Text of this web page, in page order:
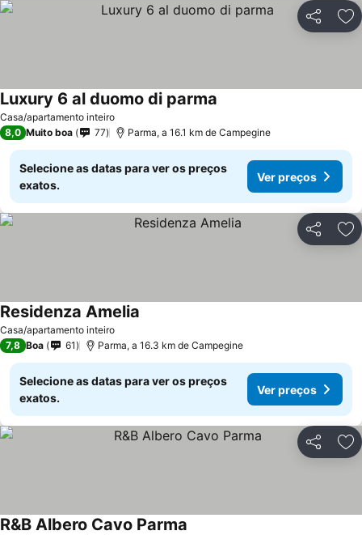
Partilhar
Casa/apartamento inteiro
Luxury 6 al duomo di parma
8,0 Muito boa 77 Parma, a 16.1 km de Campegine
Selecione as datas para ver os preços
exatos.
Ver preços
Partilhar
Casa/apartamento inteiro
Residenza Amelia
7,8 Boa 61 Parma, a 16.3 km de Campegine
Selecione as datas para ver os preços
exatos.
Ver preços
Partilhar
R&B Albero Cavo Parma